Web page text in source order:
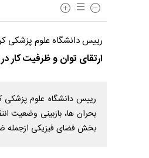
رییس دانشگاه علوم پزشکی
ارتقای توان و ظرفیت کار
رییس دانشگاه علوم پزشکی
بحران ها، بازبینی وضعیت
بخش فضای فیزیکی ازجمله